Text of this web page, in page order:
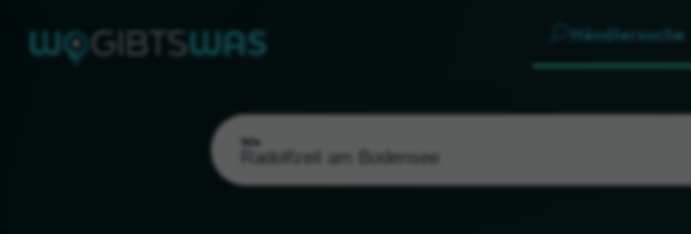
Händlersuche
Wo